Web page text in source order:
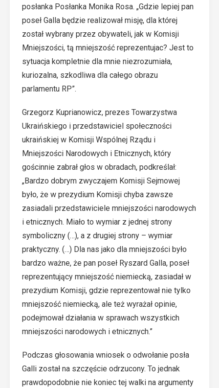
posłanka Posłanka Monika Rosa. „Gdzie lepiej pan
poseł Galla będzie realizował misję, dla której
został wybrany przez obywateli, jak w Komisji
Mniejszości, tą mniejszość reprezentujac? Jest to
sytuacja kompletnie dla mnie niezrozumiała,
kuriozalna, szkodliwa dla całego obrazu
parlamentu RP”.
Grzegorz Kuprianowicz, prezes Towarzystwa
Ukraińskiego i przedstawiciel społeczności
ukraińskiej w Komisji Wspólnej Rządu i
Mniejszości Narodowych i Etnicznych, który
gościnnie zabrał głos w obradach, podkreślał:
„Bardzo dobrym zwyczajem Komisji Sejmowej
było, że w prezydium Komisji chyba zawsze
zasiadali przedstawiciele mniejszości narodowych
i etnicznych. Miało to wymiar z jednej strony
symboliczny (…), a z drugiej strony – wymiar
praktyczny. (…) Dla nas jako dla mniejszości było
bardzo ważne, że pan poseł Ryszard Galla, poseł
reprezentujący mniejszość niemiecką, zasiadał w
prezydium Komisji, gdzie reprezentował nie tylko
mniejszość niemiecką, ale też wyrażał opinie,
podejmował działania w sprawach wszystkich
mniejszości narodowych i etnicznych.”
Podczas głosowania wniosek o odwołanie posła
Galli został na szczęście odrzucony. To jednak
prawdopodobnie nie koniec tej walki na argumenty